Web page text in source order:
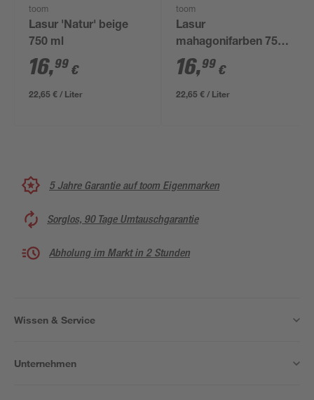
toom
Lasur 'Natur' beige
750 ml
16,99 €
22,65 € / Liter
toom
Lasur
mahagonifarben 750
ml
16,99 €
22,65 € / Liter
5 Jahre Garantie auf toom Eigenmarken
Sorglos, 90 Tage Umtauschgarantie
Abholung im Markt in 2 Stunden
Wissen & Service
Unternehmen